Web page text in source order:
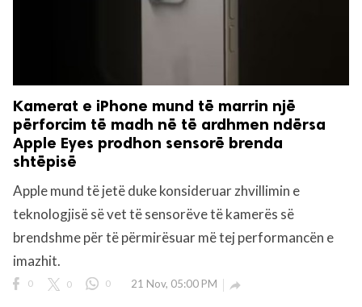
Kamerat e iPhone mund të marrin një
përforcim të madh në të ardhmen ndërsa
Apple Eyes prodhon sensorë brenda
shtëpisë
Apple mund të jetë duke konsideruar zhvillimin e
teknologjisë së vet të sensorëve të kamerës së
brendshme për të përmirësuar më tej performancën e
imazhit.
0 0 0 21 Nov, 05:00 PM 